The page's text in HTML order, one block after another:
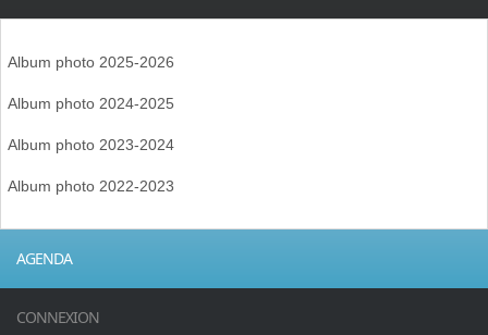
Album photo 2025-2026
Album photo 2024-2025
Album photo 2023-2024
Album photo 2022-2023
AGENDA
CONNEXION